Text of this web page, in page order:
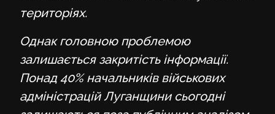
територіях.
Однак головною проблемою
залишається закритість інформації.
Понад 40% начальників військових
адміністрацій Луганщини сьогодні